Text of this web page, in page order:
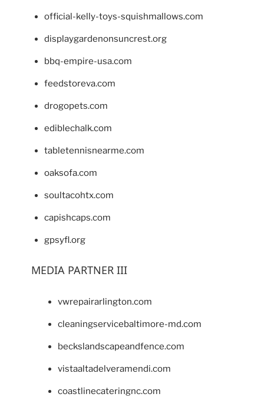
official-kelly-toys-squishmallows.com
displaygardenonsuncrest.org
bbq-empire-usa.com
feedstoreva.com
drogopets.com
ediblechalk.com
tabletennisnearme.com
oaksofa.com
soultacohtx.com
capishcaps.com
gpsyfl.org
MEDIA PARTNER III
vwrepairarlington.com
cleaningservicebaltimore-md.com
beckslandscapeandfence.com
vistaaltadelveramendi.com
coastlinecateringnc.com